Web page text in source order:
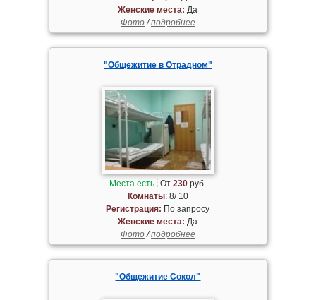
Женские места: Да
Фото/подробнее
"Общежитие в Отрадном"
Места есть От230 руб.
Комнаты: 8/ 10
Регистрация: По запросу
Женские места: Да
Фото/подробнее
"Общежитие Сокол"